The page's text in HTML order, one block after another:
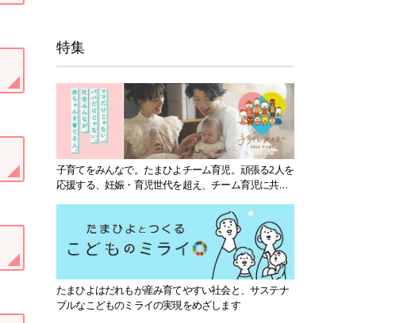
特集
子育てをみんなで。たまひよチーム育児。頑張る2人を
応援する、妊娠・育児世代を超え、チーム育児に共感
たまひよはだれもが産み育てやすい社会と、サステナ
ブルなこどものミライの実現をめざします